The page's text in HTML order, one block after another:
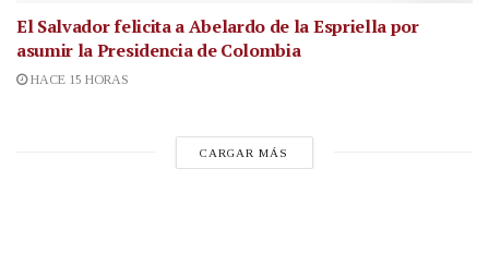
El Salvador felicita a Abelardo de la Espriella por
asumir la Presidencia de Colombia
HACE 15 HORAS
CARGAR MÁS